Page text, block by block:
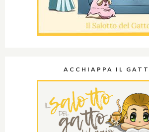
ACCHIAPPA IL